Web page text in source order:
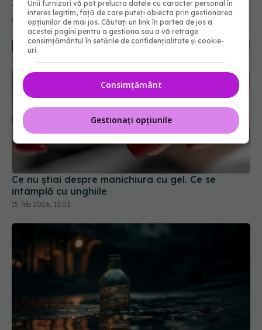
Ce nu știai despre manichiura cu gel. Ce se
întâmplă cu unghiile
15 feb 2026, 13:03
Otrava care ne afectează sistemul endocrin.
Duce la boli grave, inclusiv cancer
Unii furnizori vă pot prelucra datele cu caracter personal în
interes legitim, față de care puteți obiecta prin gestionarea
opțiunilor de mai jos. Căutați un link în partea de jos a
acestei pagini pentru a gestiona sau a vă retrage
consimțământul în setările de confidențialitate și cookie-
uri.
Consimțământ
Gestionați opțiunile